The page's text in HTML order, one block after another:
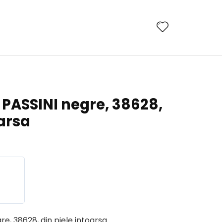
negre, 38628,